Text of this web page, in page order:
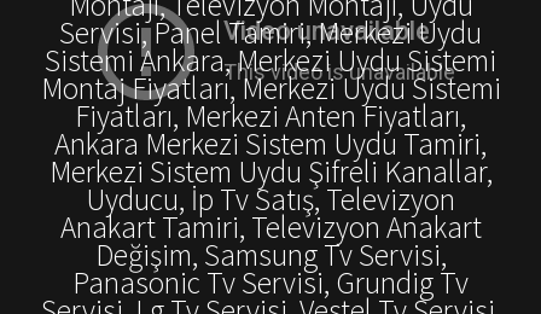
Servisi, Panel Tamiri, Merkezi Uydu
Sistemi Ankara, Merkezi Uydu Sistemi
Montaj Fiyatları, Merkezi Uydu Sistemi
Fiyatları, Merkezi Anten Fiyatları,
Ankara Merkezi Sistem Uydu Tamiri,
Merkezi Sistem Uydu Şifreli Kanallar,
Uyducu, İp Tv Satış, Televizyon
Anakart Tamiri, Televizyon Anakart
Değişim, Samsung Tv Servisi,
Panasonic Tv Servisi, Grundig Tv